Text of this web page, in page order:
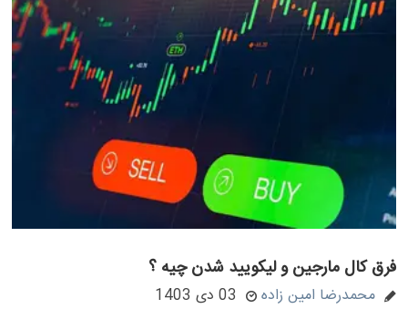
فرق کال مارجین و لیکویید شدن چیه ؟
محمدرضا امین زاده 03 دی 1403